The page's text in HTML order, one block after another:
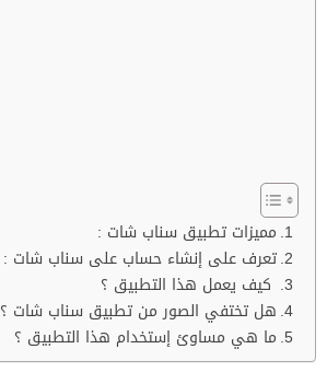
مميزات تطبيق سناب شات :
تعرف على إنشاء حساب على سناب شات :
كيف يعمل هذا التطبيق ؟
هل تختفي الصور من تطبيق سناب شات ؟
ما هي مساوئ إستخدام هذا التطبيق ؟